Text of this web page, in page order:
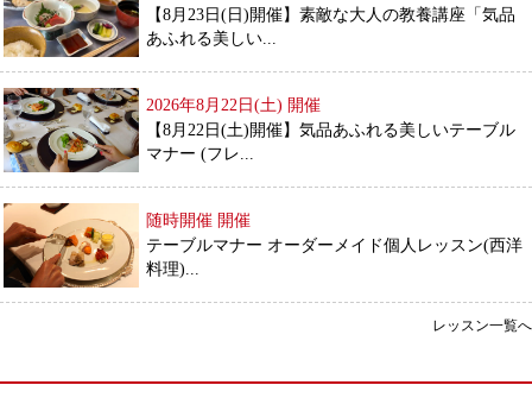
【8月23日(日)開催】素敵な大人の教養講座「気品
あふれる美しい...
2026年8月22日(土) 開催
【8月22日(土)開催】気品あふれる美しいテーブル
マナー (フレ...
随時開催 開催
テーブルマナー オーダーメイド個人レッスン(西洋
料理)...
レッスン一覧へ